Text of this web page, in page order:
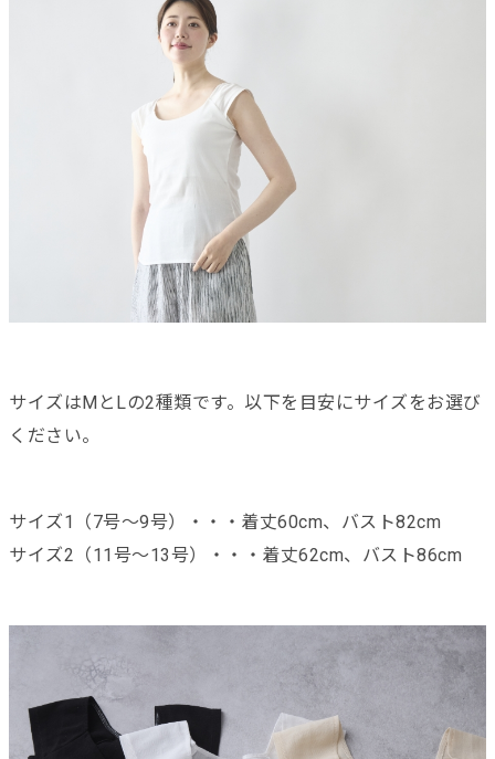
サイズはMとLの2種類です。以下を目安にサイズをお選び
ください。
サイズ1（7号〜9号）・・・着丈60cm、バスト82cm
サイズ2（11号〜13号）・・・着丈62cm、バスト86cm